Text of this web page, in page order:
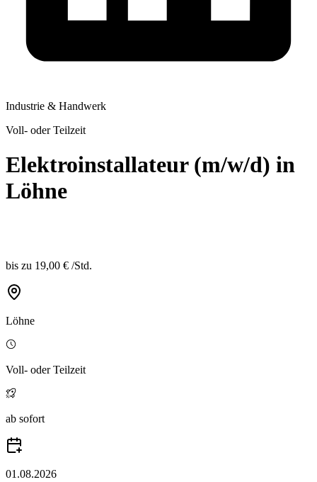
Industrie & Handwerk
Voll- oder Teilzeit
Elektroinstallateur (m/w/d) in
Löhne
bis zu 19,00 € /Std.
Löhne
Voll- oder Teilzeit
ab sofort
01.08.2026